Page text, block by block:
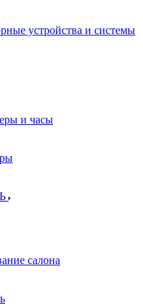
устройства и системы
и часы
салона